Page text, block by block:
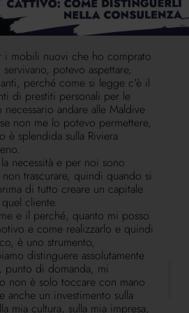
cose, su questa vera
fare in famiglia e pensate
i mobili nuovi che ho comprato
potevo aspettare,
perché come si legge c'è il
di prestiti personali per le
andare alle Maldive
non me lo potevo permettere,
è splendida sulla Riviera
necessità e per noi sono
trascurare, quindi quando si
di tutto creare un capitale
cliente.
e il perché, quanto mi posso
e come realizzarlo e quindi
è uno strumento,
distinguere assolutamente
di domanda, mi
non è solo toccare con mano
anche un investimento sulla
mia cultura, sulla mia impresa,